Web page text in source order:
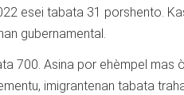
esei tabata 31 porshento.
gubernamental.
700. Asina por ehèmpel mas
imigrantenan tabata